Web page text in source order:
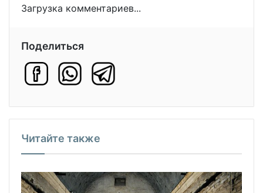
Загрузка комментариев...
Поделиться
Читайте также